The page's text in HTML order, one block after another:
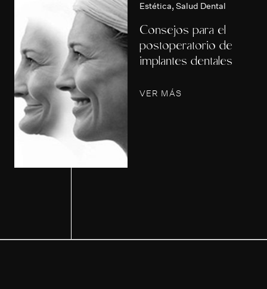
Estética, Salud Dental
Consejos para el
postoperatorio de
implantes dentales
VER MÁS